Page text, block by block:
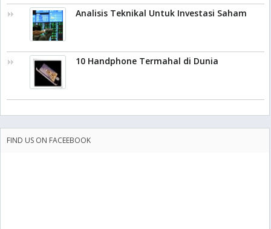
Analisis Teknikal Untuk Investasi Saham
10 Handphone Termahal di Dunia
FIND US ON FACEEBOOK